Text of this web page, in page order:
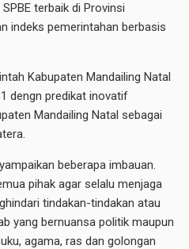
terbaik di Provinsi
indeks pemerintahan berbasis
Kabupaten Mandailing Natal
dengn predikat inovatif
Mandailing Natal sebagai
beberapa imbauan.
pihak agar selalu menjaga
tindakan-tindakan atau
yang bernuansa politik maupun
agama, ras dan golongan